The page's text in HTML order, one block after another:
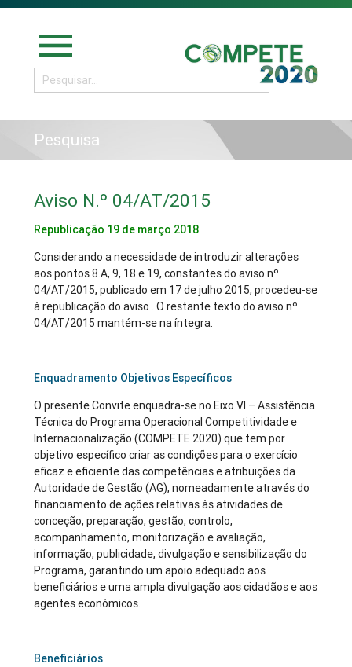
menu
Pesquisa
Aviso N.º 04/AT/2015
Republicação 19 de março 2018
Considerando a necessidade de introduzir alterações
aos pontos 8.A, 9, 18 e 19, constantes do aviso nº
04/AT/2015, publicado em 17 de julho 2015, procedeu-se
à republicação do aviso . O restante texto do aviso nº
04/AT/2015 mantém-se na íntegra.
Enquadramento Objetivos Específicos
O presente Convite enquadra-se no Eixo VI – Assistência
Técnica do Programa Operacional Competitividade e
Internacionalização (COMPETE 2020) que tem por
objetivo específico criar as condições para o exercício
eficaz e eficiente das competências e atribuições da
Autoridade de Gestão (AG), nomeadamente através do
financiamento de ações relativas às atividades de
conceção, preparação, gestão, controlo,
acompanhamento, monitorização e avaliação,
informação, publicidade, divulgação e sensibilização do
Programa, garantindo um apoio adequado aos
beneficiários e uma ampla divulgação aos cidadãos e aos
agentes económicos.
Beneficiários